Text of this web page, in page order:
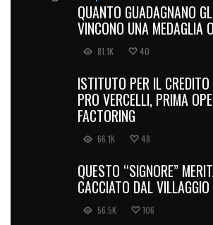
QUANTO GUADAGNANO
VINCONO UNA MEDAGLIA
81.1K 40
ISTITUTO PER IL
PRO VERCELLI, PRIMA
FACTORING
66.1K 48
QUESTO “SIGNORE”
CACCIATO DAL
56.5K 106